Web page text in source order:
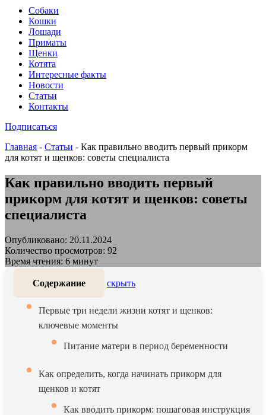
Собаки
Кошки
Лошади
Приматы
Щенки
Котята
Интересные факты
Новости
Статьи
Контакты
Подписаться
Главная - Статьи - Как правильно вводить первый прикорм
для котят и щенков: советы специалиста
Как правильно вводить первый
прикорм для котят и щенков: советы
специалиста
Опубликовано: 20.11.2024
Количество просмотров: 92
Время чтения: 6 минут
Содержание скрыть
Первые три недели жизни котят и щенков:
ключевые моменты
Питание матери в период беременности
Как определить, когда начинать прикорм для
щенков и котят
Как вводить прикорм: пошаговая инструкция